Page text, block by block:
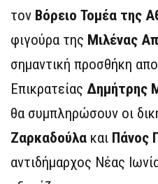
τον Βόρειο Τομέα της
φιγούρα της Μιλένας
σημαντική προσθήκη
Επικρατείας Δημήτρης
θα συμπληρώσουν οι
Ζαρκαδούλα και Πάνος
αντιδήμαρχος Νέας